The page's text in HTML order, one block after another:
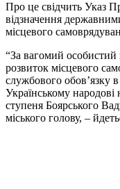
Про це свідчить Указ
відзначення
місцевого
“За вагомий особистий
розвиток місцевого
службового обов’язку
Українському народові
ступеня Боярського
міського голову, –